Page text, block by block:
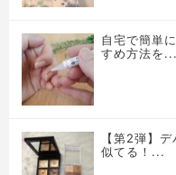
自宅で簡単
すめ方法を...
【第2弾】
似てる！...